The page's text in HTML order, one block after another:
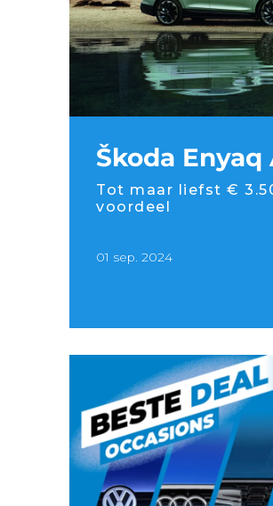
Škoda Enyaq
Tot maar liefst €
voordeel
01 sep. 2024